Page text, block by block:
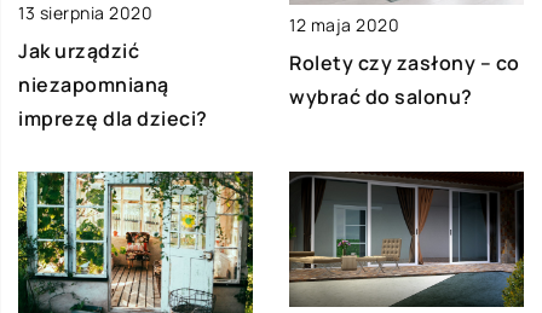
13 sierpnia 2020
Jak urządzić
niezapomnianą
imprezę dla dzieci?
12 maja 2020
Rolety czy zasłony – co
wybrać do salonu?